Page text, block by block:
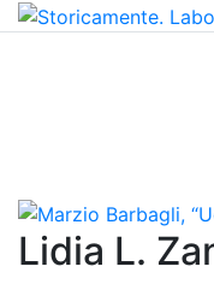
Lidia L.